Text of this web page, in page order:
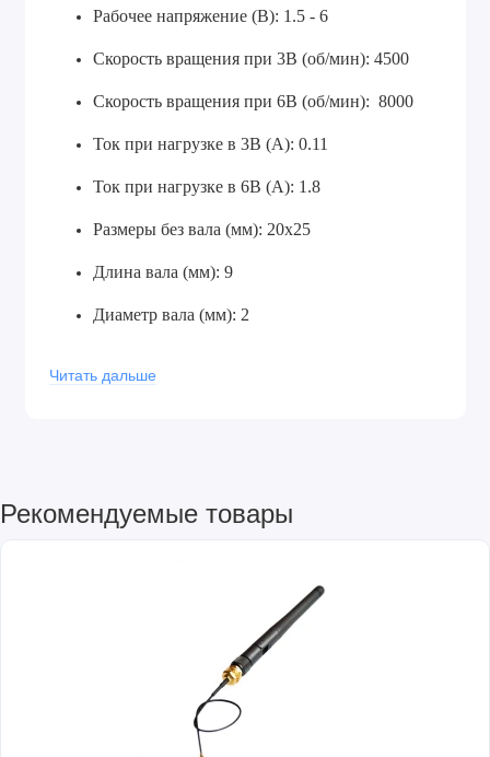
Рабочее напряжение (В): 1.5 - 6
Скорость вращения при 3В (об/мин): 4500
Скорость вращения при 6В (об/мин): 8000
Ток при нагрузке в 3В (А): 0.11
Ток при нагрузке в 6В (А): 1.8
Размеры без вала (мм): 20x25
Длина вала (мм): 9
Диаметр вала (мм): 2
Читать дальше
Рекомендуемые товары